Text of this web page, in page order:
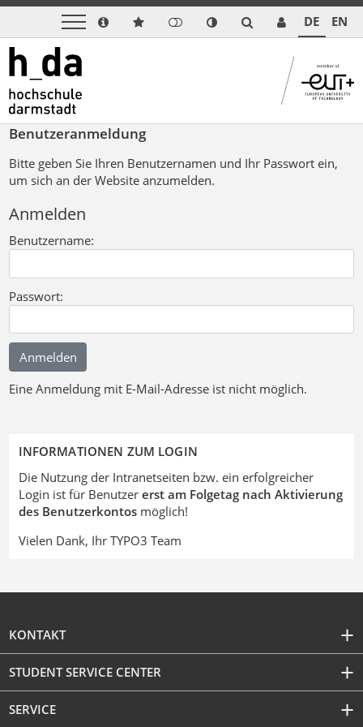
DE EN
Benutzeranmeldung
Bitte geben Sie Ihren Benutzernamen und Ihr Passwort ein,
um sich an der Website anzumelden.
Anmelden
Benutzername:
Passwort:
Eine Anmeldung mit E-Mail-Adresse ist nicht möglich.
INFORMATIONEN ZUM LOGIN
Die Nutzung der Intranetseiten bzw. ein erfolgreicher
Login ist für Benutzer erst am Folgetag nach Aktivierung
des Benutzerkontosmöglich!
Vielen Dank, Ihr TYPO3 Team
KONTAKT
STUDENT SERVICE CENTER
SERVICE